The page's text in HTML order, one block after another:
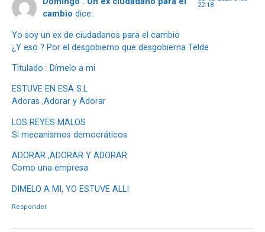
cambio dice:
22:18
Yo soy un ex de ciudadanos para el cambio
¿Y eso ? Por el desgobierno que desgobierna Telde
Titulado : Dímelo a mi
ESTUVE EN ESA S.L
Adoras ,Adorar y Adorar
LOS REYES MALOS
Si mecanismos democráticos
ADORAR ,ADORAR Y ADORAR
Como una empresa
DIMELO A MI, YO ESTUVE ALLI
Responder